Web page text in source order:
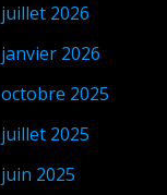
juillet 2026
janvier 2026
octobre 2025
juillet 2025
juin 2025